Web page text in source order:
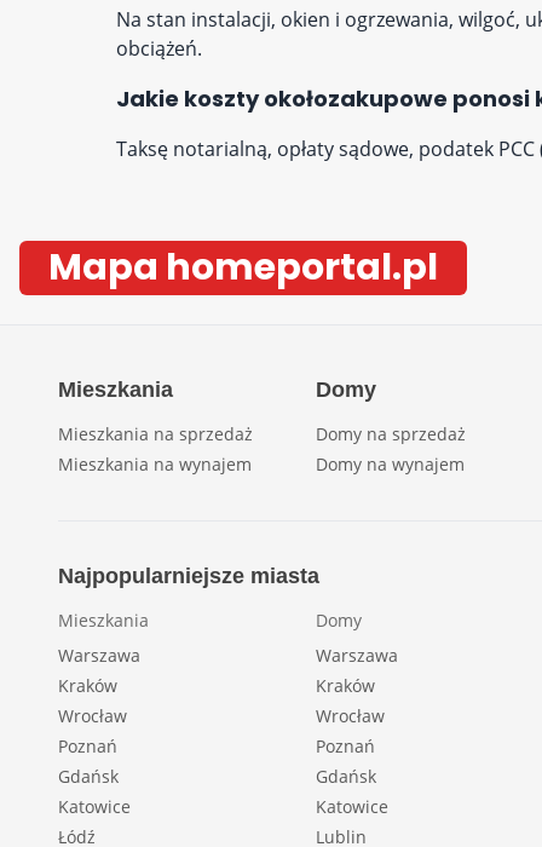
Na stan instalacji, okien i ogrzewania, wilgoć,
obciążeń.
Jakie koszty okołozakupowe ponosi
Taksę notarialną, opłaty sądowe, podatek
Mapa homeportal.pl
Mieszkania
Mieszkania na sprzedaż
Mieszkania na wynajem
Domy
Domy na sprzedaż
Domy na wynajem
Najpopularniejsze miasta
Mieszkania
Warszawa
Kraków
Wrocław
Poznań
Gdańsk
Katowice
Łódź
Domy
Warszawa
Kraków
Wrocław
Poznań
Gdańsk
Katowice
Lublin